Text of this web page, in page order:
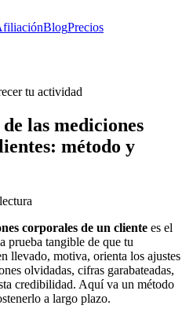
BlogPrecios
tu actividad
las mediciones
método y
corporales de un cliente es el
prueba tangible de que tu
llevado, motiva, orienta los ajustes
olvidadas, cifras garabateadas,
credibilidad. Aquí va un método
a largo plazo.